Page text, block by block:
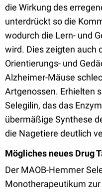
die Wirkung des
unterdrückt so die
wodurch die Lern- und
wird. Dies zeigten auch
Orientierungs- und
Alzheimer-Mäuse
Artgenossen. Erhielten
Selegilin, das das
übermäßige Synthese
die Nagetiere deutlich
Mögliches neues Drug
Der MAOB-Hemmer
Monotherapeutikum